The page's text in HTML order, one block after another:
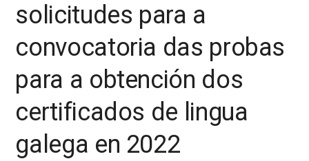
solicitudes para a
convocatoria das probas
para a obtención dos
certificados de lingua
galega en 2022